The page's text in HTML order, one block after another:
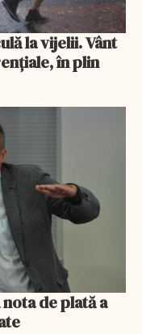
la vijelii. Vânt
în plin
de plată a